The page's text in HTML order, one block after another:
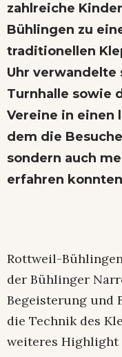
zahlreiche
Bühlingen zu
traditionellen
Uhr verwandelte
Turnhalle sowie
Vereine in einen
dem die
sondern auch
erfahren
Rottweil-
der Bühlinger
Begeisterung und
die Technik des
weiteres Highlight